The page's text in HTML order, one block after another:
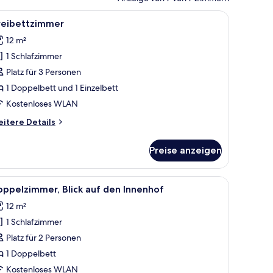
laptopgeeigneter Arbeitsplatz, Verdunkelungsvorhänge
Dreibettzimmer | Schreibtisch,
11
12 m²
1 Schlafzimmer
Platz für 3 Personen
1 Doppelbett und 1 Einzelbett
Kostenloses WLAN
Details
Preise anzeigen
und Spiegel. Doppelzimmer, Blick auf den Innenhof |
5 Blick auf den Innenhof
12 m²
1 Schlafzimmer
Platz für 2 Personen
1 Doppelbett
Kostenloses WLAN